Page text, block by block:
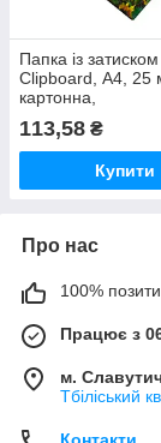
Папка із затиском
Clipboard, А4, 25
картонна,
покриття
113,58 ₴
Купити
Про нас
100%
Працює з
м.
Тбіліський